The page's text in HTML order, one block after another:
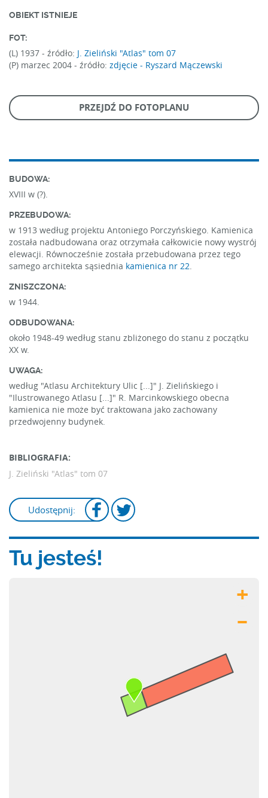
OBIEKT ISTNIEJE
FOT:
(L) 1937 - źródło: J. Zieliński "Atlas" tom 07
(P) marzec 2004 - źródło: zdjęcie - Ryszard Mączewski
PRZEJDŹ DO FOTOPLANU
BUDOWA:
XVIII w (?).
PRZEBUDOWA:
w 1913 według projektu Antoniego Porczyńskiego. Kamienica
została nadbudowana oraz otrzymała całkowicie nowy wystrój
elewacji. Równocześnie została przebudowana przez tego
samego architekta sąsiednia kamienica nr 22
ZNISZCZONA:
w 1944.
ODBUDOWANA:
około 1948-49 według stanu zbliżonego do stanu z początku
XX w.
UWAGA:
według "Atlasu Architektury Ulic [...]" J. Zielińskiego i
"Ilustrowanego Atlasu [...]" R. Marcinkowskiego obecna
kamienica nie może być traktowana jako zachowany
przedwojenny budynek.
BIBLIOGRAFIA:
J. Zieliński "Atlas" tom 07
Udostępnij:
Tu jesteś!
+
–